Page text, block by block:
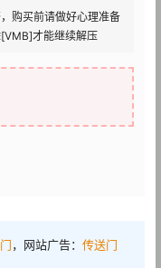
购买前请做好心理准备
才能继续解压
，网站广告： 传送门